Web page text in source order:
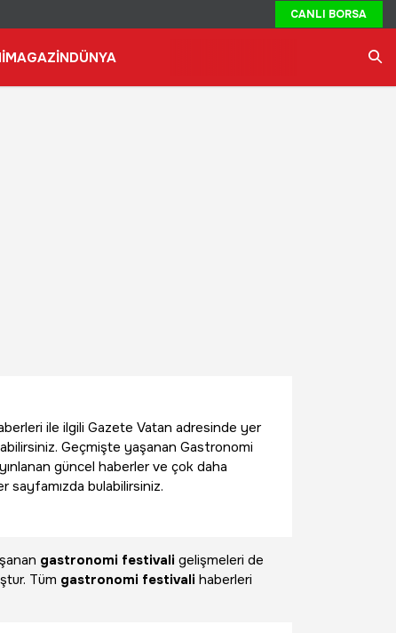
CANLI BORSA
MAGAZİNDÜNYA
ile ilgili Gazete Vatan adresinde yer
Geçmişte yaşanan Gastronomi
güncel haberler ve çok daha
sayfamızda bulabilirsiniz.
gastronomi festivali gelişmeleri de
Tüm gastronomi festivali haberleri